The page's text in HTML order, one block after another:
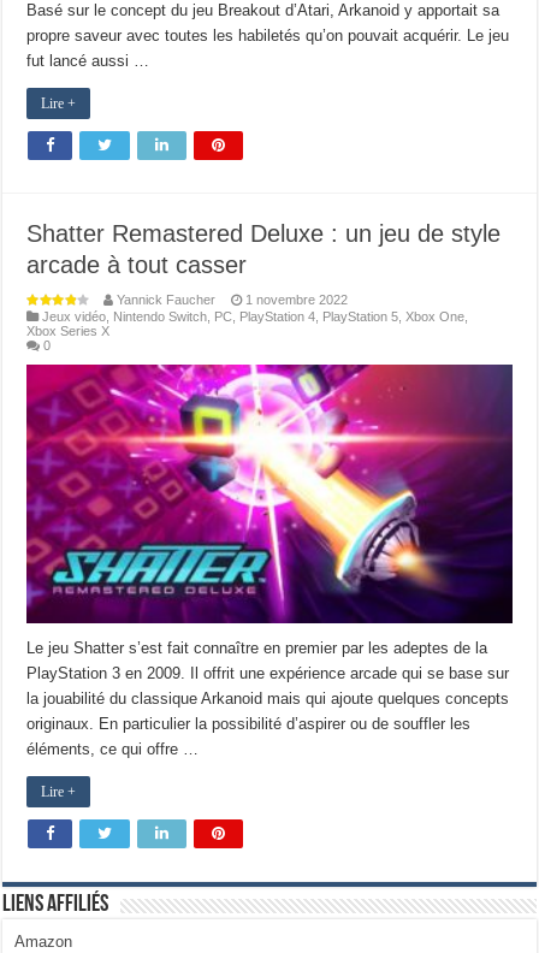
Basé sur le concept du jeu Breakout d’Atari, Arkanoid y apportait sa
propre saveur avec toutes les habiletés qu’on pouvait acquérir. Le jeu
fut lancé aussi …
Lire +
Shatter Remastered Deluxe : un jeu de style
arcade à tout casser
Yannick Faucher
1 novembre 2022
Jeux vidéo, Nintendo Switch, PC, PlayStation 4, PlayStation 5,Xbox One,
Xbox Series X
0
Le jeu Shatter s’est fait connaître en premier par les adeptes de la
PlayStation 3 en 2009. Il offrit une expérience arcade qui se base sur
la jouabilité du classique Arkanoid mais qui ajoute quelques concepts
originaux. En particulier la possibilité d’aspirer ou de souffler les
éléments, ce qui offre …
Lire +
Liens Affiliés
Amazon